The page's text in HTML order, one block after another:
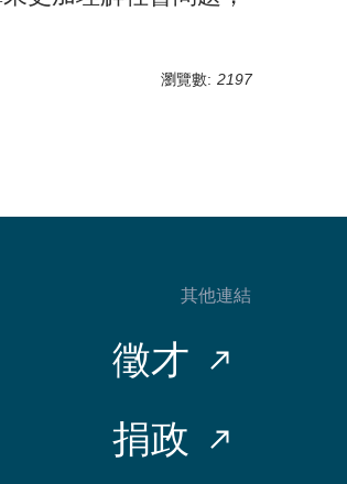
瀏覽數: 2197
其他連結
徵才
捐政